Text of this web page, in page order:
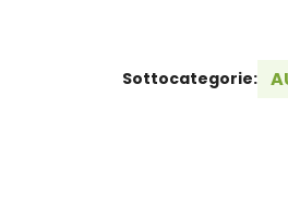
Sottocategorie: